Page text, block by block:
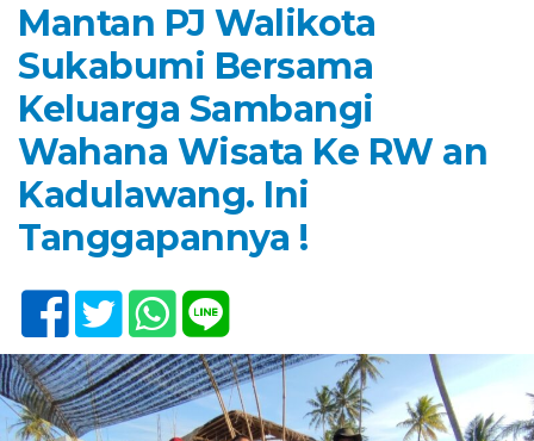
Mantan PJ Walikota
Sukabumi Bersama
Keluarga Sambangi
Wahana Wisata Ke RW an
Kadulawang. Ini
Tanggapannya !